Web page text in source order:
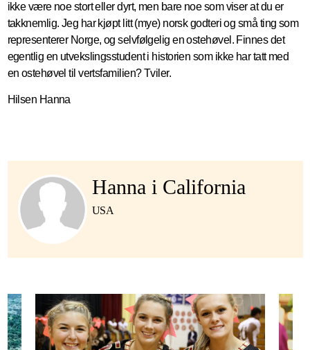
ikke være noe stort eller dyrt, men bare noe som viser at du er
takknemlig. Jeg har kjøpt litt (mye) norsk godteri og små ting som
representerer Norge, og selvfølgelig en ostehøvel. Finnes det
egentlig en utvekslingsstudent i historien som ikke har tatt med
en ostehøvel til vertsfamilien? Tviler.
Hilsen Hanna
Hanna i California
USA